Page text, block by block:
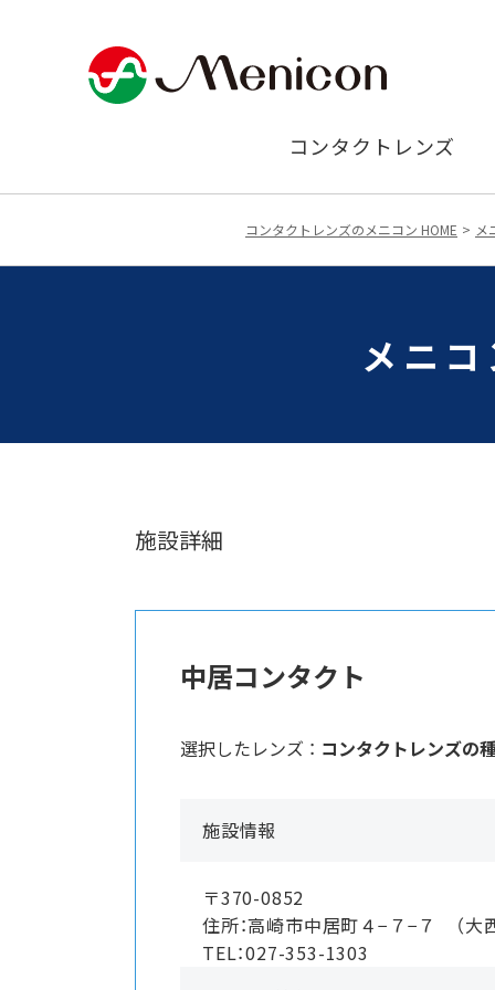
コンタクトレンズ
コンタクトレンズのメニコン HOME メ
メニ
施設詳細
中居コンタクト
選択したレンズ ： コンタクトレンズの
施設情報
〒370-0852
住所：高崎市中居町４−７−７ （大
TEL：027-353-1303